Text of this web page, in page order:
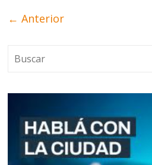
← Anterior